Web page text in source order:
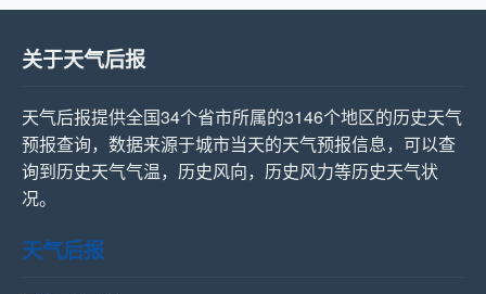
关于天气后报
天气后报提供全国34个省市所属的3146个地区的历史天气
预报查询，数据来源于城市当天的天气预报信息，可以查
询到历史天气气温，历史风向，历史风力等历史天气状
况。
天气后报